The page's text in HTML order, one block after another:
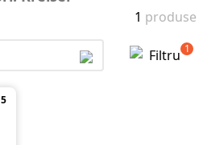
1 produse
Filtru 1